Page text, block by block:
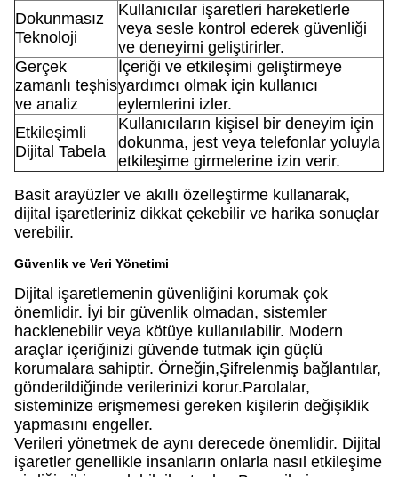
Dokunmasız
Teknoloji
Kullanıcılar işaretleri hareketlerle
veya sesle kontrol ederek güvenliği
ve deneyimi geliştirirler.
Gerçek
zamanlı teşhis
ve analiz
İçeriği ve etkileşimi geliştirmeye
yardımcı olmak için kullanıcı
eylemlerini izler.
Etkileşimli
Dijital Tabela
Kullanıcıların kişisel bir deneyim için
dokunma, jest veya telefonlar yoluyla
etkileşime girmelerine izin verir.
Basit arayüzler ve akıllı özelleştirme kullanarak,
dijital işaretleriniz dikkat çekebilir ve harika sonuçlar
verebilir.
Güvenlik ve Veri Yönetimi
Dijital işaretlemenin güvenliğini korumak çok
önemlidir. İyi bir güvenlik olmadan, sistemler
hacklenebilir veya kötüye kullanılabilir. Modern
araçlar içeriğinizi güvende tutmak için güçlü
korumalara sahiptir. Örneğin,Şifrelenmiş bağlantılar,
gönderildiğinde verilerinizi korur.Parolalar,
sisteminize erişmemesi gereken kişilerin değişiklik
yapmasını engeller.
Verileri yönetmek de aynı derecede önemlidir. Dijital
işaretler genellikle insanların onlarla nasıl etkileşime